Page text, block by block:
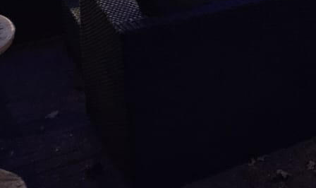
WhatsApp Image 2023-12-16 at 16.12.49 (5)